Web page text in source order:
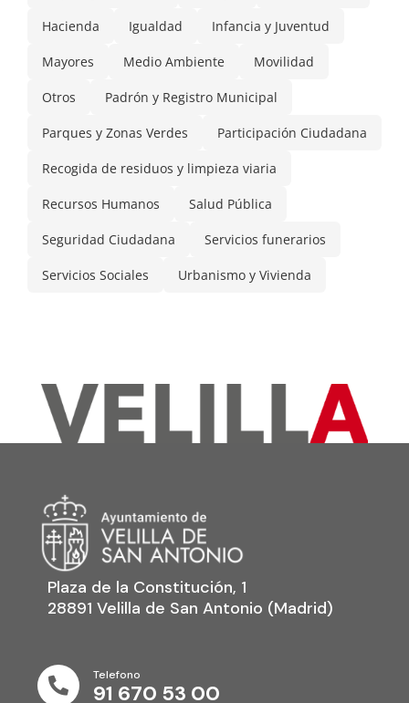
Hacienda Igualdad Infancia y Juventud
Mayores Medio Ambiente Movilidad
Otros Padrón y Registro Municipal
Parques y Zonas Verdes Participación Ciudadana
Recogida de residuos y limpieza viaria
Recursos Humanos Salud Pública
Seguridad Ciudadana Servicios funerarios
Servicios Sociales Urbanismo y Vivienda
Plaza de la Constitución, 1
28891 Velilla de San Antonio (Madrid)

Telefono
91 670 53 00